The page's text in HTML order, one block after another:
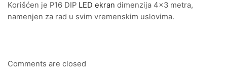
Korišćen je P16 DIP LED ekran dimenzija 4×3 metra,
namenjen za rad u svim vremenskim uslovima.
Comments are closed